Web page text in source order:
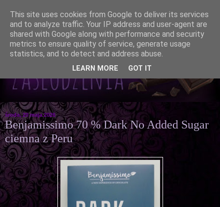
środa, 20 maja 2026
Benjamissimo 70 % Dark No Added Sugar
ciemna z Peru
This site uses cookies from Google to deliver its services
and to analyze traffic. Your IP address and user-agent are
shared with Google along with performance and security
metrics to ensure quality of service, generate usage
statistics, and to detect and address abuse.
LEARN MORE GOT IT